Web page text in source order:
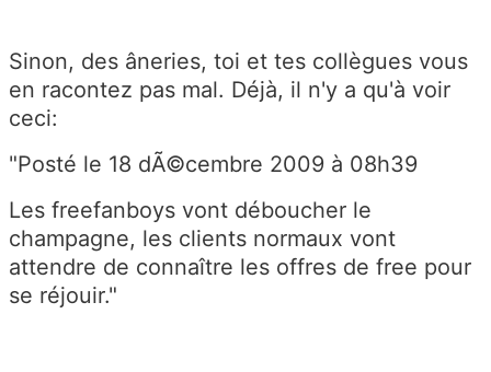
Sinon, des âneries, toi et tes collègues vous
en racontez pas mal. Déjà, il n'y a qu'à voir
ceci:
"Posté le 18 dÃ©cembre 2009 à 08h39
Les freefanboys vont déboucher le
champagne, les clients normaux vont
attendre de connaître les offres de free pour
se réjouir."